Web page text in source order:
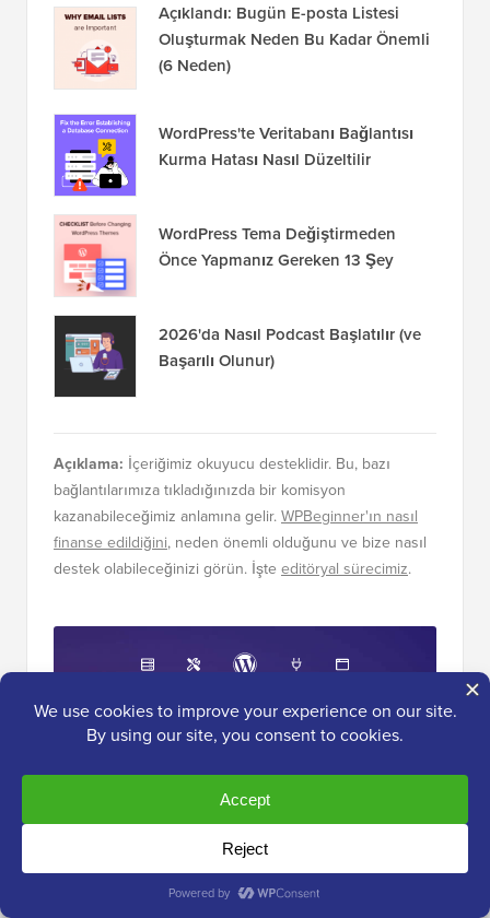
Açıklandı: Bugün E-posta Listesi
Oluşturmak Neden Bu Kadar Önemli
(6 Neden)
WordPress'te Veritabanı Bağlantısı
Kurma Hatası Nasıl Düzeltilir
WordPress Tema Değiştirmeden
Önce Yapmanız Gereken 13 Şey
2026'da Nasıl Podcast Başlatılır (ve
Başarılı Olunur)
Açıklama: İçeriğimiz okuyucu desteklidir. Bu, bazı
bağlantılarımıza tıkladığınızda bir komisyon
kazanabileceğimiz anlamına gelir.WPBeginner'ın nasıl
finanse edildiğini, neden önemli olduğunu ve bize nasıl
destek olabileceğinizi görün. İşte editöryal sürecimiz.
Nihai
WordPress Araç Seti
Araç Kitimize ÜCRETSİZ erişim kazanın
profesyonelin sahip olması gereken
WordPress ile ilgili ürün ve kaynaklardan
oluşan bir koleksiyon!